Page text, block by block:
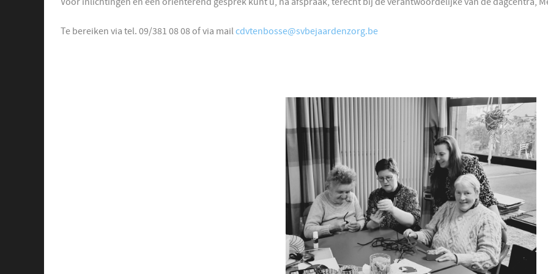
Te bereiken via tel. 09/381 08 08 of via mail cdvtenbosse@svbejaardenzorg.be